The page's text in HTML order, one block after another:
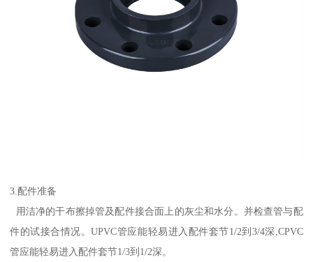
3.配件准备
用洁净的干布擦掉管及配件接合面上的灰尘和水分。并检查管与配
件的试接合情况。UPVC管应能轻易进入配件套节1/2到3/4深,CPVC
管应能轻易进入配件套节1/3到1/2深。